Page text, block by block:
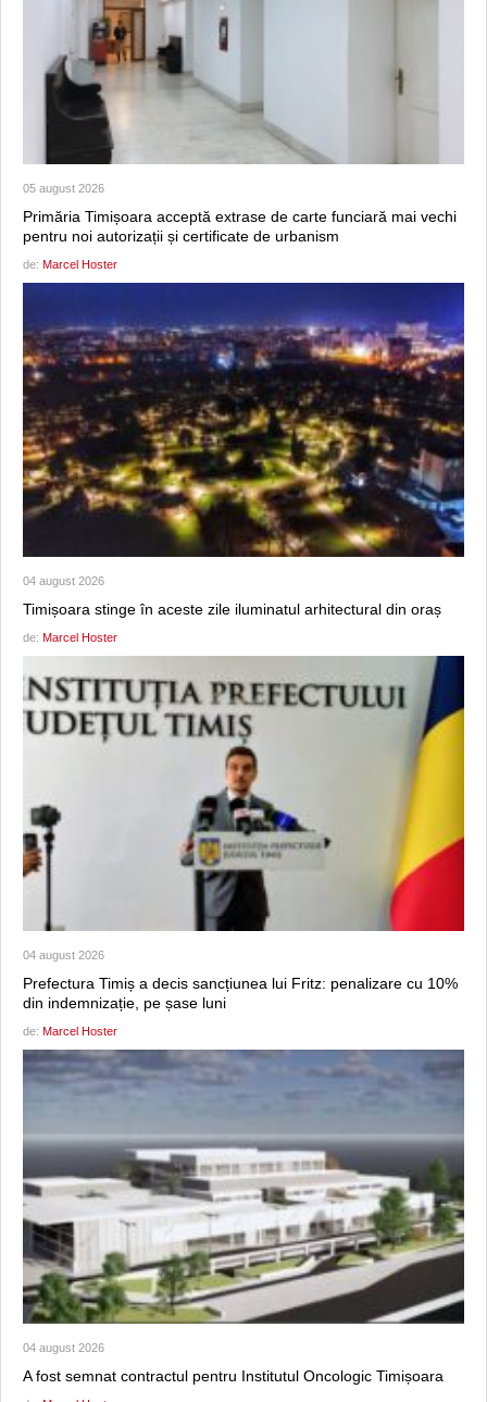
05 august 2026
Primăria Timișoara acceptă extrase de carte funciară mai vechi
pentru noi autorizații și certificate de urbanism
de: Marcel Hoster
04 august 2026
Timișoara stinge în aceste zile iluminatul arhitectural din oraș
de: Marcel Hoster
04 august 2026
Prefectura Timiș a decis sancțiunea lui Fritz: penalizare cu 10%
din indemnizație, pe șase luni
de: Marcel Hoster
04 august 2026
A fost semnat contractul pentru Institutul Oncologic Timișoara